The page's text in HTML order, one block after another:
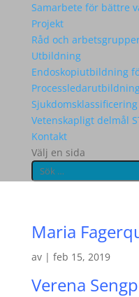
Samarbete för bättre
Projekt
Råd och
Utbildning
Endoskopiutbildning
Vetenskapligt delmål
Kontakt
Välj en sida
Maria
av | feb 15, 2019
Verena